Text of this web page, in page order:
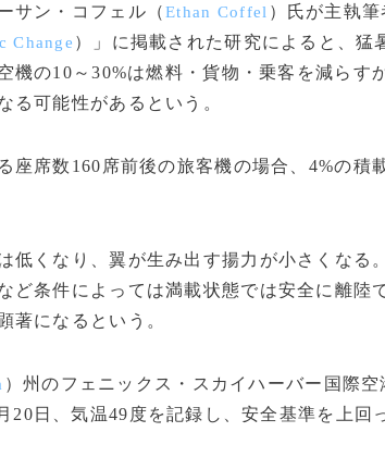
サン・コフェル（Ethan Coffel ）氏が主執
Change ）」に掲載された研究によると、猛
機の10～30%は燃料・貨物・乗客を減らす
る可能性があるという。
席数160席前後の旅客機の場合、4%の積
くなり、翼が生み出す揚力が小さくなる
ど条件によっては満載状態では安全に離陸
著になるという。
）州のフェニックス・スカイハーバー国際空
20日、気温49度を記録し、安全基準を上回